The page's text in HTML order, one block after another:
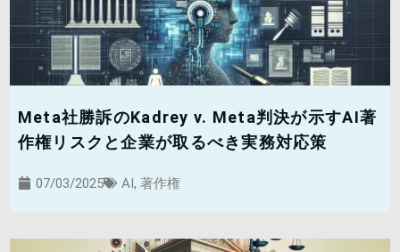
Meta社勝訴のKadrey v. Meta判決が示すAI著
作権リスクと企業が取るべき実務対応策
07/03/2025 AI, 著作権